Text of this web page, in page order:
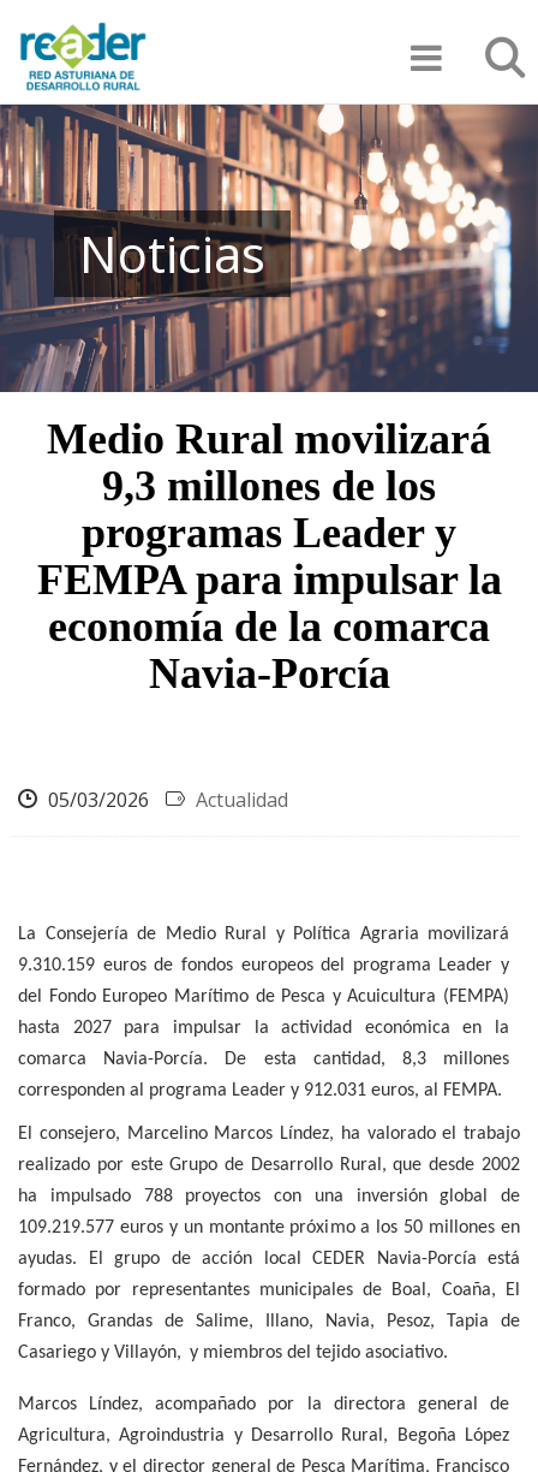
contenido
principal
Noticias
Medio Rural movilizará
9,3 millones de los
programas Leader y
FEMPA para impulsar la
economía de la comarca
Navia-Porcía
05/03/2026 Actualidad
La Consejería de Medio Rural y Política Agraria movilizará
9.310.159 euros de fondos europeos del programa Leader y
del Fondo Europeo Marítimo de Pesca y Acuicultura (FEMPA)
hasta 2027 para impulsar la actividad económica en la
comarca Navia-Porcía. De esta cantidad, 8,3 millones
corresponden al programa Leader y 912.031 euros, al FEMPA.
El consejero, Marcelino Marcos Líndez, ha valorado el trabajo
realizado por este Grupo de Desarrollo Rural, que desde 2002
ha impulsado 788 proyectos con una inversión global de
109.219.577 euros y un montante próximo a los 50 millones en
ayudas. El grupo de acción local CEDER Navia-Porcía está
formado por representantes municipales de Boal, Coaña, El
Franco, Grandas de Salime, Illano, Navia, Pesoz, Tapia de
Casariego y Villayón, y miembros del tejido asociativo.
Marcos Líndez, acompañado por la directora general de
Agricultura, Agroindustria y Desarrollo Rural, Begoña López
Fernández, y el director general de Pesca Marítima, Francisco